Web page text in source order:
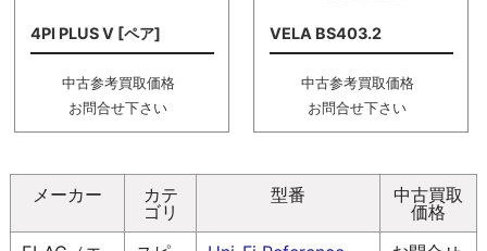
4PI PLUS V [ペア]
中古参考買取価格
お問合せ下さい
VELA BS403.2
中古参考買取価格
お問合せ下さい
メーカー
カテ
ゴリ
型番
中古買取
価格